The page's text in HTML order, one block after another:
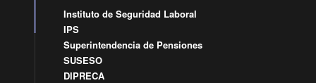
Instituto de Seguridad Laboral
IPS
Superintendencia de Pensiones
SUSESO
DIPRECA